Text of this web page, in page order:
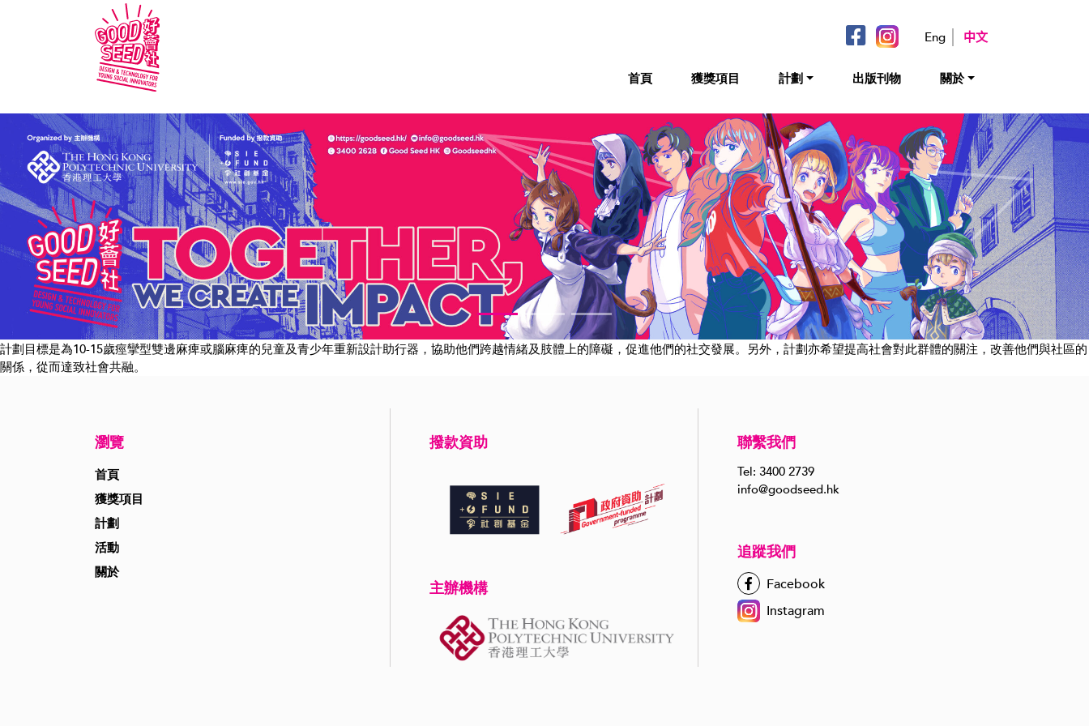
Eng 中文
首頁 獲獎項目 計劃 出版刊物 關於
計劃目標是為10-15歲痙攣型雙邊麻痺或腦麻痺的兒童及青少年重新設計助行器，協助他們跨越情緒及肢體上的障礙，促進他們的社交發展。另外，計劃亦希望提高社會對此群體的關注，改善他們與社區的
關係，從而達致社會共融。
瀏覽
首頁
獲獎項目
計劃
活動
關於
撥款資助
主辦機構
聯繫我們
Tel: 3400 2739
info@goodseed.hk
追蹤我們
Facebook
Instagram